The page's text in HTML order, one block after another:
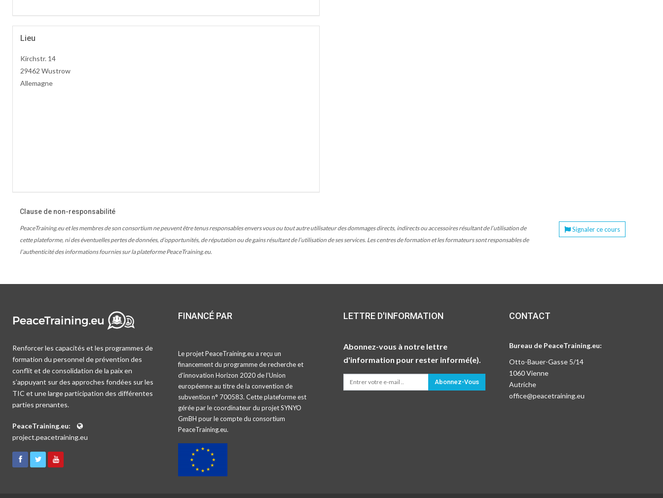
Lieu
Kirchstr. 14
29462 Wustrow
Allemagne
Clause de non-responsabilité
PeaceTraining.eu et les membres de son consortium ne peuvent être tenus responsables envers vous ou tout autre utilisateur des dommages directs, indirects ou accessoires résultant de l’utilisation de
cette plateforme, ni des éventuelles pertes de données, d’opportunités, de réputation ou de gains résultant de l’utilisation de ses services. Les centres de formation et les formateurs sont responsables de
l’authenticité des informations fournies sur la plateforme PeaceTraining.eu.
Signaler ce cours
Renforcer les capacités et les programmes de
formation du personnel de prévention des
conflit et de consolidation de la paix en
s’appuyant sur des approches fondées sur les
TIC et une large participation des différentes
parties prenantes.
PeaceTraining.eu:
project.peacetraining.eu
FINANCÉ PAR
Le projet PeaceTraining.eu a reçu un
financement du programme de recherche et
d'innovation Horizon 2020 de l’Union
européenne au titre de la convention de
subvention n° 700583. Cette plateforme est
gérée par le coordinateur du projet SYNYO
GmBH pour le compte du consortium
PeaceTraining.eu.
LETTRE D'INFORMATION
Abonnez-vous à notre lettre
d'information pour rester informé(e).
Abonnez-Vous
CONTACT
Bureau de PeaceTraining.eu:
Otto-Bauer-Gasse 5/14
1060 Vienne
Autriche
office@peacetraining.eu